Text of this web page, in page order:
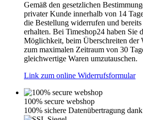
Gemäß den gesetzlichen
privater Kunde innerhalb von 14
die Bestellung widerrufen und
erhalten. Bei Timeshop24 haben Sie
Möglichkeit, beim Überschreiten der
zum maximalen Zeitraum von 30
gleichwertige Waren umzutauschen.
Link zum online Widerrufsformular
100% secure webshop
100% sichere Datenübertragung